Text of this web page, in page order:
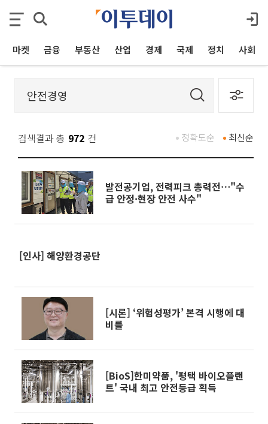
마켓 금융 부동산 산업 경제 국제 정치 사회
검색결과 총 972 건 최신순
정확도순
발전공기업, 전력피크 총력전⋯"수
급 안정·현장 안전 사수"
[인사] 해양환경공단
[시론] ‘위험성평가’ 본격 시행에 대
비를
[BioS]한미약품, '평택 바이오플랜
트' 국내 최고 안전등급 획득